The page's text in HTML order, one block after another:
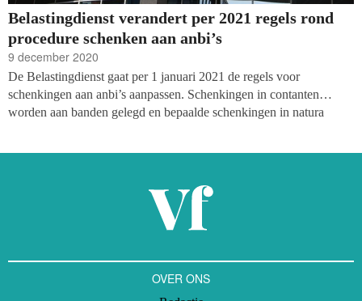
Belastingdienst verandert per 2021 regels rond
procedure schenken aan anbi’s
9 december 2020
De Belastingdienst gaat per 1 januari 2021 de regels voor
schenkingen aan anbi’s aanpassen. Schenkingen in contanten
worden aan banden gelegd en bepaalde schenkingen in natura
OVER ONS